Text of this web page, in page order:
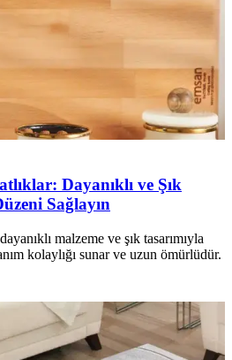
Dayanıklı ve Şık
Sağlayın
malzeme ve şık tasarımıyla
kolaylığı sunar ve uzun ömürlüdür.